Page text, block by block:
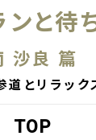
と待
沙良 篇
とリラック
TOP